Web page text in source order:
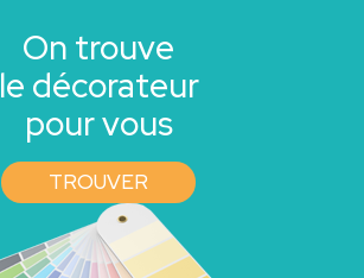
On trouve
le décorateur
pour vous
TROUVER